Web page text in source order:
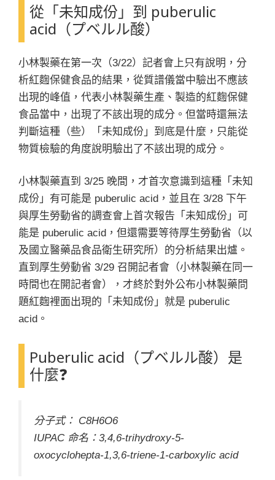
從「未知成份」到 puberulic
acid（プベルル酸）
小林製藥在第一次（3/22）記者會上只有說明，分
析紅麴保健食品的結果，從質譜儀當中驗出不應該
出現的峰值，代表小林製藥生產、製造的紅麴保健
食品當中，出現了不該出現的成分。但當時還無法
判斷這種（些）「未知成份」到底是什麼，只能從
物質檢驗的角度說明驗出了不該出現的成分。
小林製藥直到 3/25 晚間，才首次意識到這種「未知
成份」有可能是 puberulic acid，並且在 3/28 下午
與厚生勞動省的調查會上首次報告「未知成份」可
能是 puberulic acid，但還需要等待厚生勞動省（以
及國立醫藥品食品衛生研究所）的分析結果出爐。
直到厚生勞動省 3/29 召開記者會（小林製藥在同一
時間也在開記者會），才終於對外公布小林製藥問
題紅麴裡面出現的「未知成份」就是 puberulic
acid。
Puberulic acid（プベルル酸）是
什麼❓
分子式： C8H6O6
IUPAC 命名：3,4,6-trihydroxy-5-
oxocyclohepta-1,3,6-triene-1-carboxylic acid